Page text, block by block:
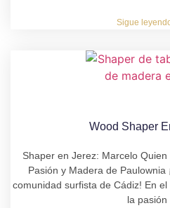
Sigue
Wood Shaper
Shaper en Jerez: Marcelo
Pasión y Madera de Paulownia
comunidad surfista de Cádiz! En
la pasión